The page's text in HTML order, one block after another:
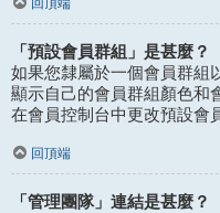
回頂端
「預設會員群組」是甚麼？
如果您隸屬於一個會員群組
顯示自己的會員群組顏色和
在會員控制台中更改預設會
回頂端
「管理團隊」連結是甚麼？